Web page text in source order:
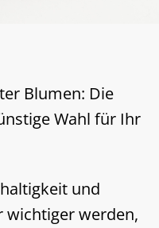
Blumen: Die
Wahl für Ihr
und
werden,